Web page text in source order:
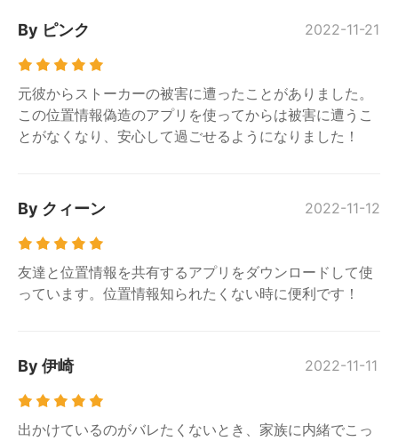
By ピンク 2022-11-21
元彼からストーカーの被害に遭ったことがありました。
この位置情報偽造のアプリを使ってからは被害に遭うこ
とがなくなり、安心して過ごせるようになりました！
By クィーン 2022-11-12
友達と位置情報を共有するアプリをダウンロードして使
っています。位置情報知られたくない時に便利です！
By 伊崎 2022-11-11
出かけているのがバレたくないとき、家族に内緒でこっ